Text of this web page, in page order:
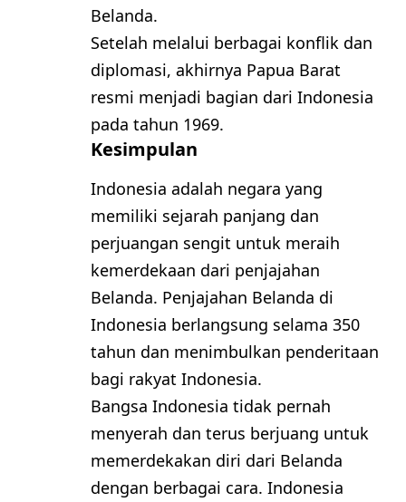
Belanda.
Setelah melalui berbagai konflik dan
diplomasi, akhirnya Papua Barat
resmi menjadi bagian dari Indonesia
pada tahun 1969.
Kesimpulan
Indonesia adalah negara yang
memiliki sejarah panjang dan
perjuangan sengit untuk meraih
kemerdekaan dari penjajahan
Belanda. Penjajahan Belanda di
Indonesia berlangsung selama 350
tahun dan menimbulkan penderitaan
bagi rakyat Indonesia.
Bangsa Indonesia tidak pernah
menyerah dan terus berjuang untuk
memerdekakan diri dari Belanda
dengan berbagai cara. Indonesia